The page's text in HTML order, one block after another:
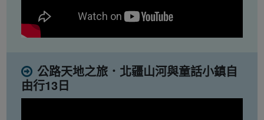
公路天地之旅．北疆山河與童話小鎮自
由行13日